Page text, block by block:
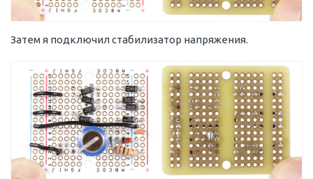
Затем я подключил стабилизатор напряжения.